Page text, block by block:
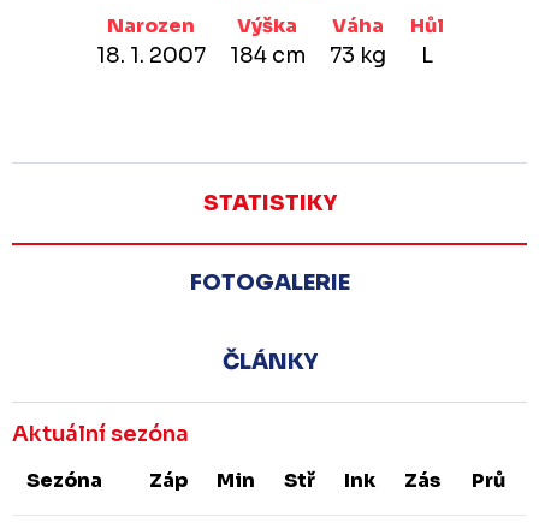
Narozen
18. 1. 2007
Výška
184 cm
Váha
73 kg
Hůl
L
STATISTIKY
FOTOGALERIE
ČLÁNKY
Aktuální sezóna
Sezóna Záp Min Stř Ink Zás Prů